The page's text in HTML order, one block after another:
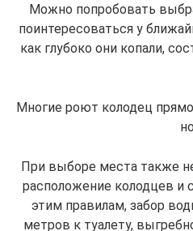
Можно попробовать
поинтересоваться у
как глубоко они копали,
Многие роют колодец
При выборе места также
расположение колодцев и
этим правилам, забор
метров к туалету,